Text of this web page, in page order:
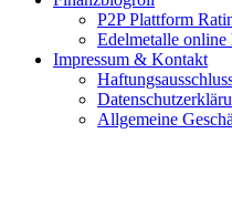
P2P Plattform
Edelmetalle online
Impressum & Kontakt
Allgemeine